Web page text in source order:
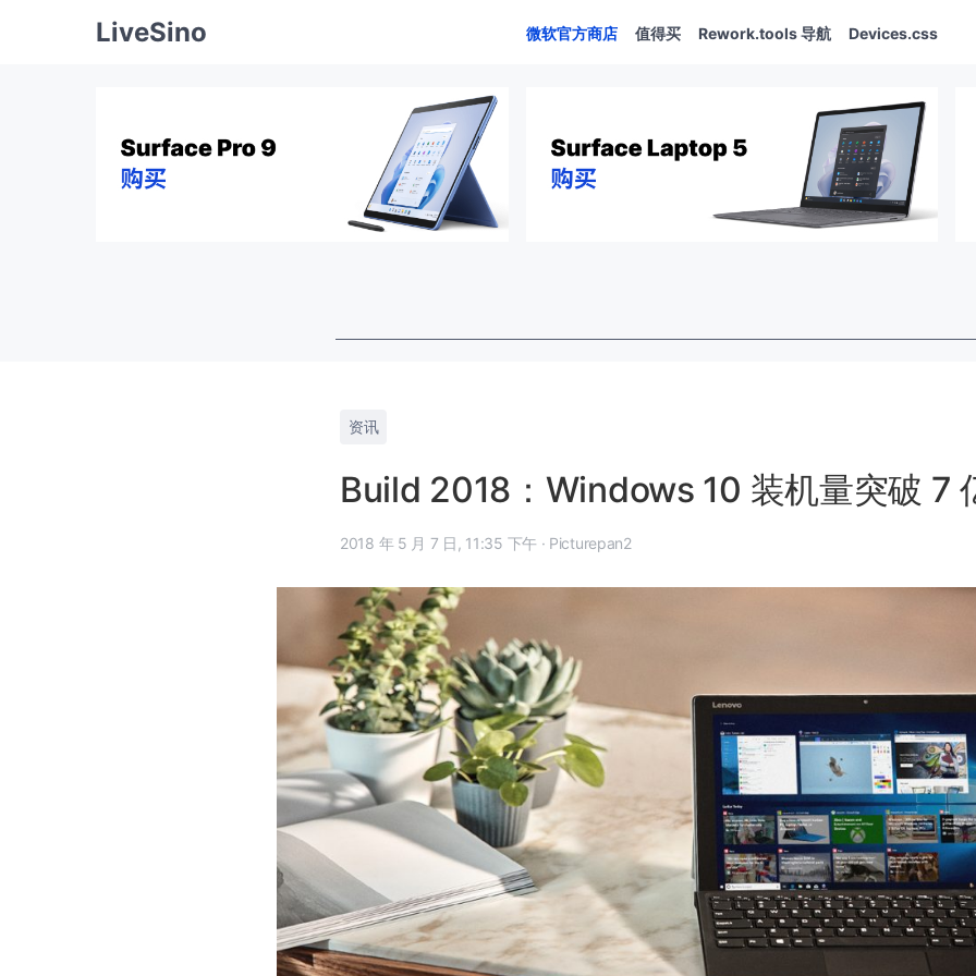
LiveSino 微软官方商店 值得买 Rework.tools 导航 Devices.css
资讯
Build 2018：Windows 10 装机量突破 7
2018 年 5 月 7 日, 11:35 下午 · Picturepan2